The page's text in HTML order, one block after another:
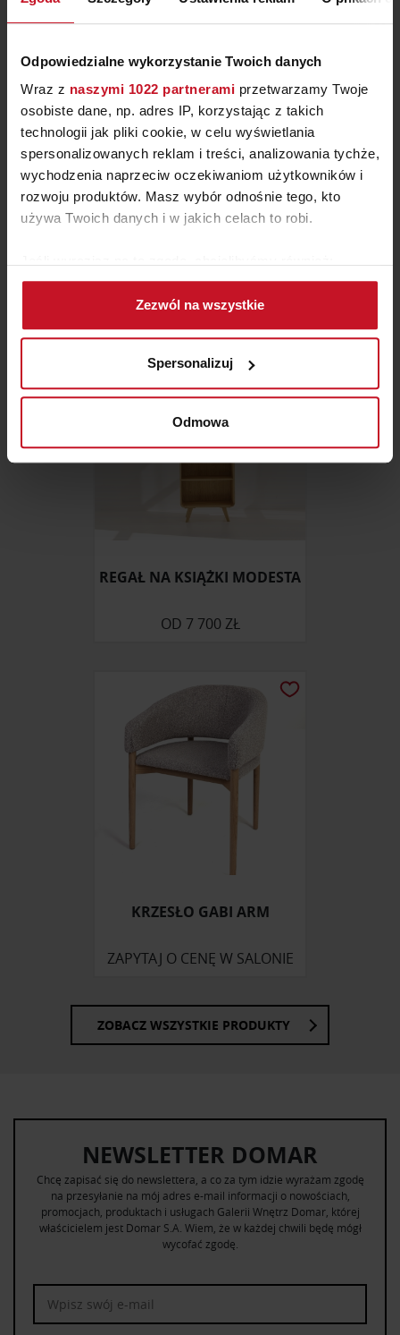
Odpowiedzialne wykorzystanie Twoich danych
Wraz z naszymi 1022 partnerami przetwarzamy Twoje
osobiste dane, np. adres IP, korzystając z takich
technologii jak pliki cookie, w celu wyświetlania
spersonalizowanych reklam i treści, analizowania tychże,
wychodzenia naprzeciw oczekiwaniom użytkowników i
rozwoju produktów. Masz wybór odnośnie tego, kto
używa Twoich danych i w jakich celach to robi.
Gromadzić dane dotyczące Twojej lokalizacji
geograficznej z dokładnością nawet do kilku metrów
Identyfikować Twoje urządzenie, aktywnie
(fingerprinting, czyli wirtualny odcisk palca)
Dowiedz się więcej odnośnie tego, jak Twoje osobiste
dane są przetwarzane oraz ustaw własne preferencje w
zmienić lub wycofać swoją zgodę w dowolnej chwili.
Wykorzystujemy pliki cookie do spersonalizowania treści
i reklam, aby oferować funkcje społecznościowe i
korzystasz z naszej witryny, udostępniamy partnerom
społecznościowym, reklamowym i analitycznym.
otrzymanymi od Ciebie lub uzyskanymi podczas
Zezwól na wszystkie
Spersonalizuj
Odmowa
MYRA XZ
REGAŁ NA KSIĄŻKI MODESTA
OD 7 700 ZŁ
KRZESŁO GABI ARM
ZAPYTAJ O CENĘ W SALONIE
ZOBACZ WSZYSTKIE PRODUKTY
NEWSLETTER DOMAR
Chcę zapisać się do newslettera, a co za tym idzie wyrażam zgodę
na przesyłanie na mój adres e-mail informacji o nowościach,
promocjach, produktach i usługach Galerii Wnętrz Domar, której
właścicielem jest Domar S.A. Wiem, że w każdej chwili będę mógł
wycofać zgodę.